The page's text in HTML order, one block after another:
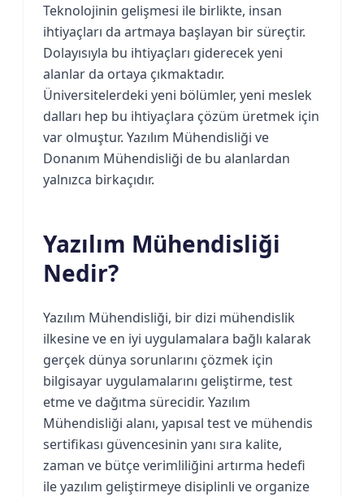
Teknolojinin gelişmesi ile birlikte, insan
ihtiyaçları da artmaya başlayan bir süreçtir.
Dolayısıyla bu ihtiyaçları giderecek yeni
alanlar da ortaya çıkmaktadır.
Üniversitelerdeki yeni bölümler, yeni meslek
dalları hep bu ihtiyaçlara çözüm üretmek için
var olmuştur. Yazılım Mühendisliği ve
Donanım Mühendisliği de bu alanlardan
yalnızca birkaçıdır.
Yazılım Mühendisliği
Nedir?
Yazılım Mühendisliği, bir dizi mühendislik
ilkesine ve en iyi uygulamalara bağlı kalarak
gerçek dünya sorunlarını çözmek için
bilgisayar uygulamalarını geliştirme, test
etme ve dağıtma sürecidir. Yazılım
Mühendisliği alanı, yapısal test ve mühendis
sertifikası güvencesinin yanı sıra kalite,
zaman ve bütçe verimliliğini artırma hedefi
ile yazılım geliştirmeye disiplinli ve organize